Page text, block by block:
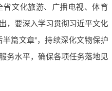
文化旅游、广播电视、体育
，要深入学习贯彻习近平文化
篇文章”，持续深化文物保护
务水平，确保各项任务落地见